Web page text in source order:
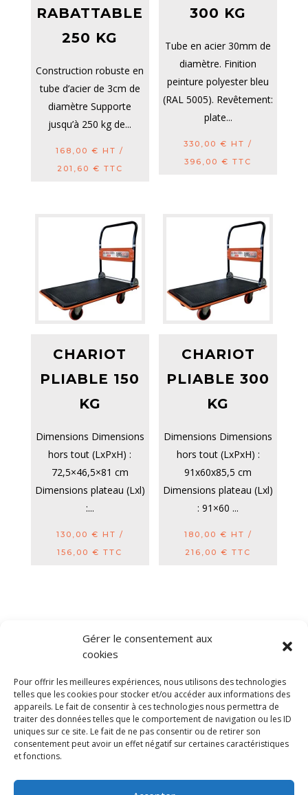
Gérer le consentement aux
cookies
Pour offrir les meilleures expériences, nous utilisons des technologies
telles que les cookies pour stocker et/ou accéder aux informations des
appareils. Le fait de consentir à ces technologies nous permettra de
traiter des données telles que le comportement de navigation ou les ID
uniques sur ce site. Le fait de ne pas consentir ou de retirer son
consentement peut avoir un effet négatif sur certaines caractéristiques
et fonctions.
RABATTABLE
250 KG
Construction robuste en
tube d’acier de 3cm de
diamètre Supporte
jusqu’à 250 kg de...
168,00€ HT /
201,60 € TTC
300 KG
Tube en acier 30mm de
diamètre. Finition
peinture polyester bleu
(RAL 5005). Revêtement:
plate...
330,00€ HT /
396,00€ TTC
CHARIOT
PLIABLE 150
KG
Dimensions Dimensions
hors tout (LxPxH) :
72,5×46,5×81 cm
Dimensions plateau (Lxl)
:...
130,00 € HT /
156,00€ TTC
CHARIOT
PLIABLE 300
KG
Dimensions Dimensions
hors tout (LxPxH) :
91x60x85,5 cm
Dimensions plateau (Lxl)
: 91×60 ...
180,00 € HT /
216,00€ TTC
Diable electrique
Chariot porte panneau
Remorque a bras
CGV
Mentions légales
Politique de confidentialité et protection des
données
Paiement sécurisé
Gérer mes cookies
Nous contacter
© 2025 MNG SORARE. Tous droits réservés. Prix